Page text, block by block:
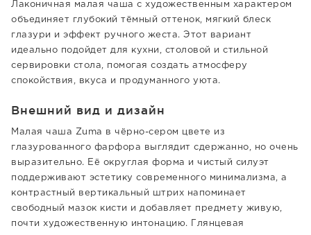
Лаконичная малая чаша с художественным характером
объединяет глубокий тёмный оттенок, мягкий блеск
глазури и эффект ручного жеста. Этот вариант
идеально подойдет для кухни, столовой и стильной
сервировки стола, помогая создать атмосферу
спокойствия, вкуса и продуманного уюта.
Внешний вид и дизайн
Малая чаша Zuma в чёрно-сером цвете из
глазурованного фарфора выглядит сдержанно, но очень
выразительно. Её округлая форма и чистый силуэт
поддерживают эстетику современного минимализма, а
контрастный вертикальный штрих напоминает
свободный мазок кисти и добавляет предмету живую,
почти художественную интонацию. Глянцевая